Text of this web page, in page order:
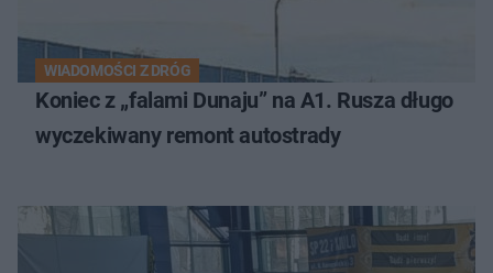
WIADOMOŚCI Z DRÓG
Koniec z „falami Dunaju” na A1. Rusza długo
wyczekiwany remont autostrady